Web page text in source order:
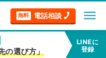
無料 電話相談 menu
の選び方」
LINEに
登録